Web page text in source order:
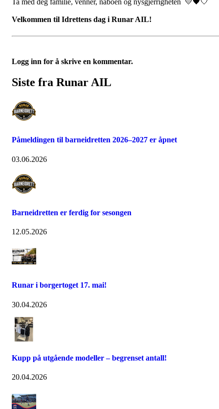
Ta med deg familie, venner, naboen og nysgjerrigheten 💛🖤🤍
Velkommen til Idrettens dag i Runar AIL!
Logg inn for å skrive en kommentar.
Siste fra Runar AIL
Påmeldingen til barneidretten 2026–2027 er åpnet
03.06.2026
Barneidretten er ferdig for sesongen
12.05.2026
Runar i borgertoget 17. mai!
30.04.2026
Kupp på utgående modeller – begrenset antall!
20.04.2026